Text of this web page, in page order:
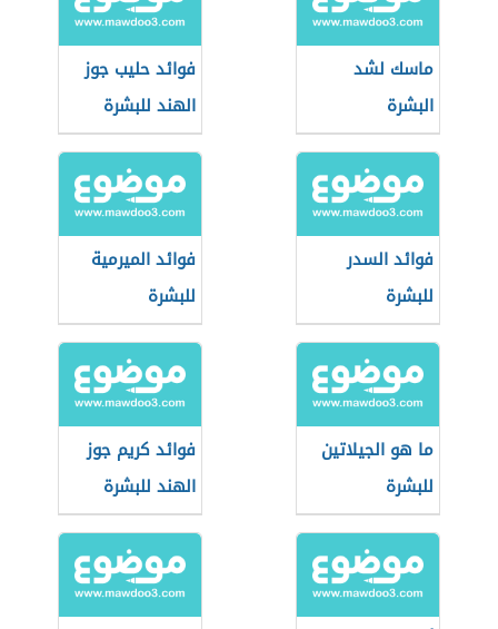
ماسك لشد
البشرة
فوائد حليب جوز
الهند للبشرة
فوائد السدر
للبشرة
فوائد الميرمية
للبشرة
ما هو الجيلاتين
للبشرة
فوائد كريم جوز
الهند للبشرة